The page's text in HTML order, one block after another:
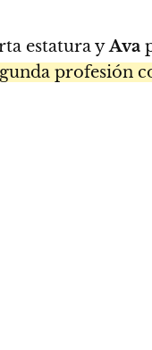
estatura yAva
profesión